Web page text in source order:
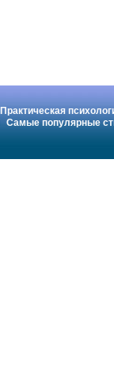
Практическая
Самые популярные